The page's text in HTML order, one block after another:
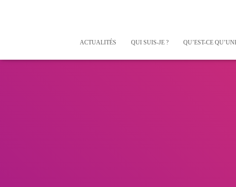
ACTUALITÉS QUI SUIS-JE ? QU’EST-CE